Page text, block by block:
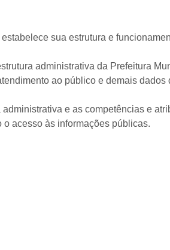
sua estrutura e
administrativa da Prefeitura
ao público e demais dados
e as competências e
acesso às informações públicas.